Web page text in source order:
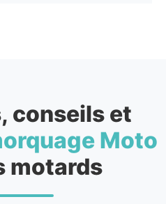
conseils et
Moto
motards